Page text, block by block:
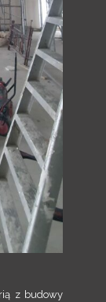
z budowy